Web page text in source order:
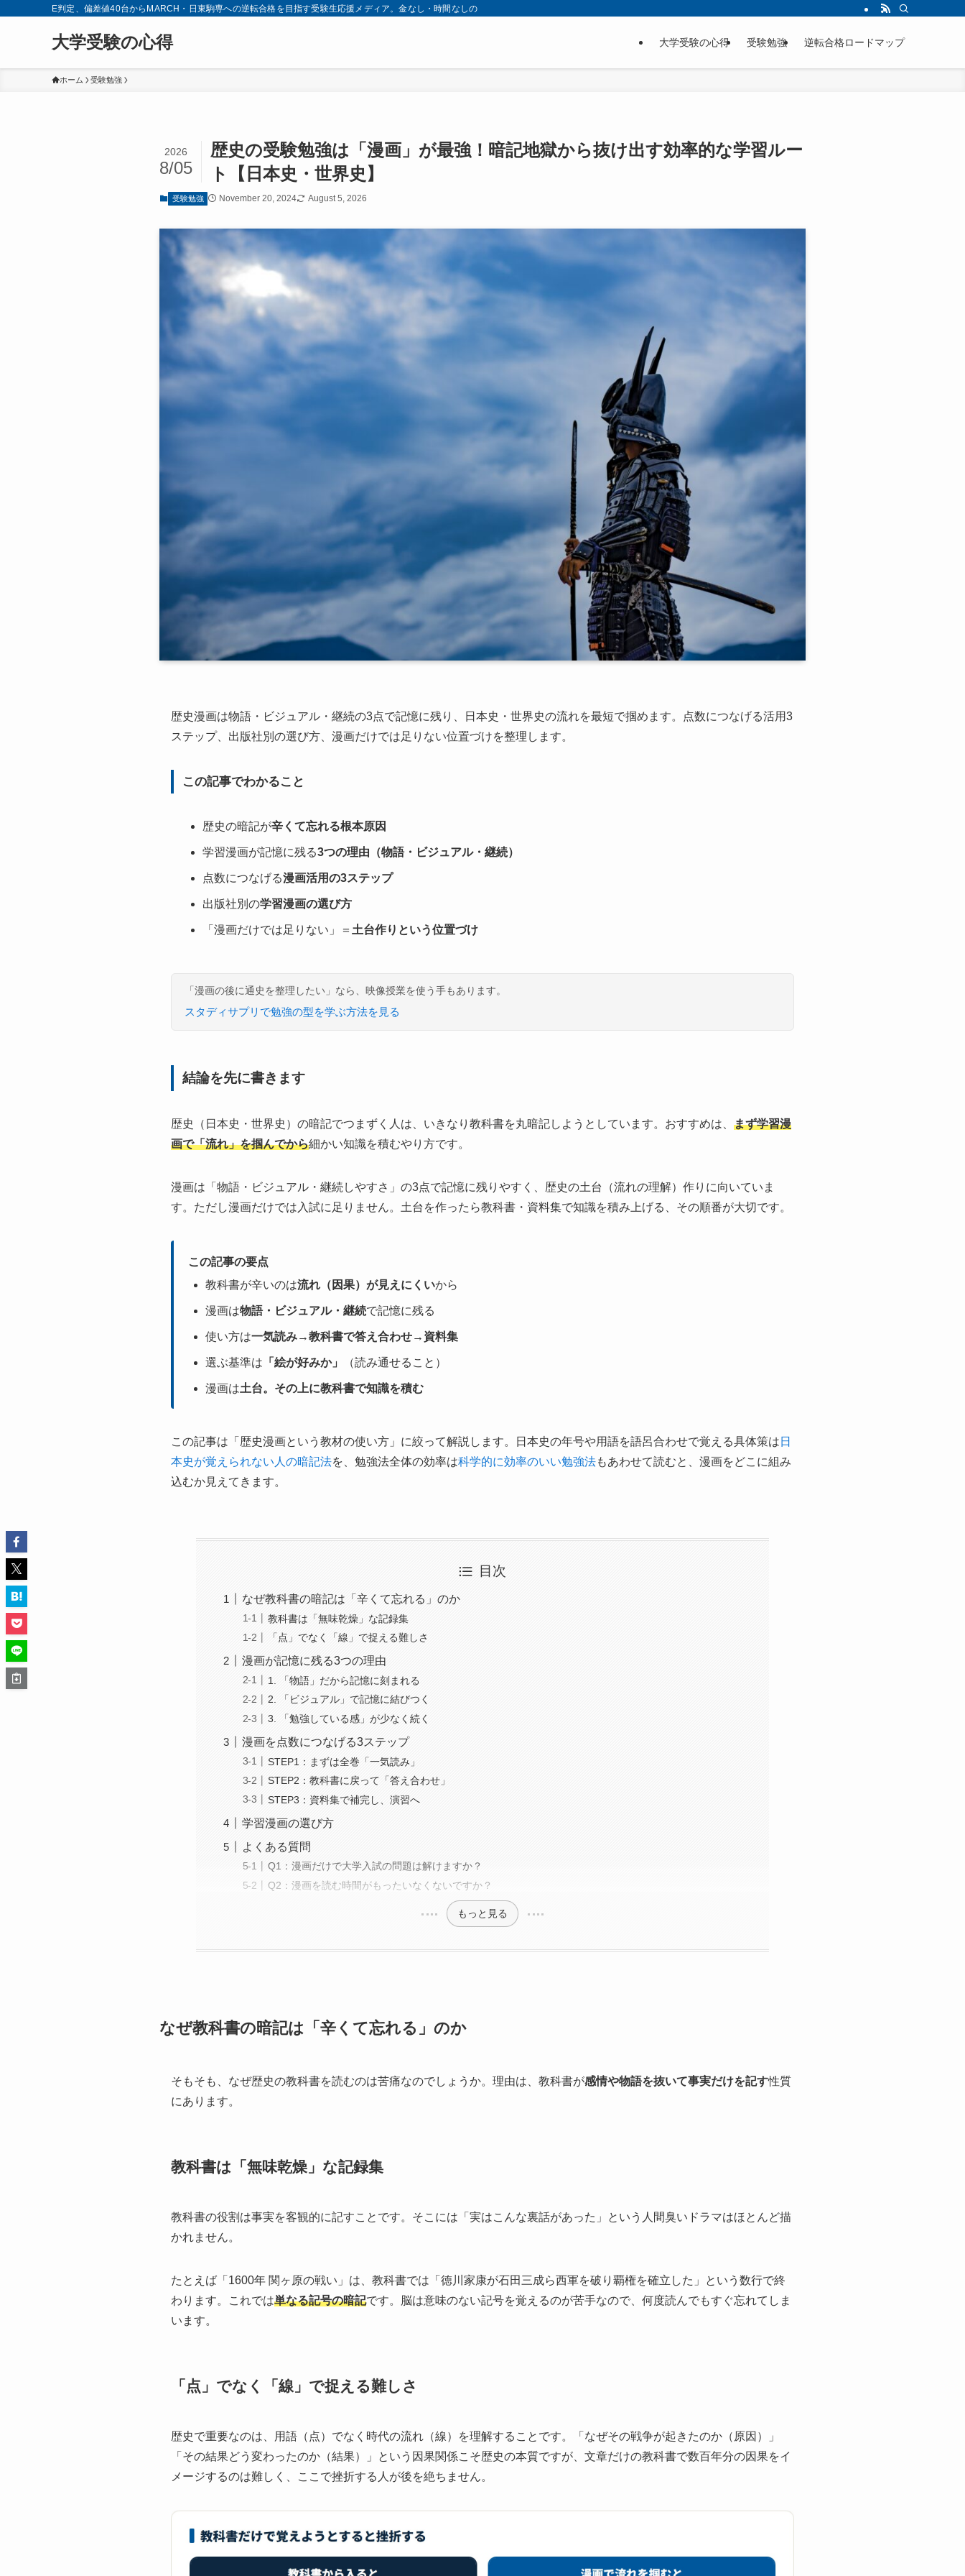
E判定、偏差値40台からMARCH・日東駒専への逆転合格を目指す受験生応援メディア。金なし・時間なしの「カツカツ」状態から、最短ルートで合格をつかむ勉強法、大学別穴場情報、メンタル管理術を徹底解説。塾なし独学やス
大学受験の心得 大学受験の心得 受験勉強 逆転合格ロードマップ
ホーム 受験勉強
歴史の受験勉強は「漫画」が最強！暗記地獄から抜け出す効率的な学習ルー
ト【日本史・世界史】
2026
8/05
受験勉強 November 20, 2024 August 5, 2026
歴史漫画は物語・ビジュアル・継続の3点で記憶に残り、日本史・世界史の流れを最短で掴めます。点数につなげる活用3
ステップ、出版社別の選び方、漫画だけでは足りない位置づけを整理します。
この記事でわかること
歴史の暗記が辛くて忘れる根本原因
学習漫画が記憶に残る3つの理由（物語・ビジュアル・継続）
点数につなげる漫画活用の3ステップ
出版社別の学習漫画の選び方
「漫画だけでは足りない」＝ 土台作りという位置づけ
「漫画の後に通史を整理したい」なら、映像授業を使う手もあります。
スタディサプリで勉強の型を学ぶ方法を見る
結論を先に書きます
歴史（日本史・世界史）の暗記でつまずく人は、いきなり教科書を丸暗記しようとしています。おすすめは、 まず学習漫
画で「流れ」を掴んでから細かい知識を積むやり方です。
漫画は「物語・ビジュアル・継続しやすさ」の3点で記憶に残りやすく、歴史の土台（流れの理解）作りに向いていま
す。ただし漫画だけでは入試に足りません。土台を作ったら教科書・資料集で知識を積み上げる、その順番が大切です。
この記事の要点
教科書が辛いのは流れ（因果）が見えにくいから
漫画は物語・ビジュアル・継続で記憶に残る
使い方は一気読み→教科書で答え合わせ→資料集
選ぶ基準は 「絵が好みか」 （読み通せること）
漫画は土台。その上に教科書で知識を積む
この記事は「歴史漫画という教材の使い方」に絞って解説します。日本史の年号や用語を語呂合わせで覚える具体策は 日
本史が覚えられない人の暗記法を、勉強法全体の効率は科学的に効率のいい勉強法もあわせて読むと、漫画をどこに組み
込むか見えてきます。
目次
なぜ教科書の暗記は「辛くて忘れる」のか
教科書は「無味乾燥」な記録集
「点」でなく「線」で捉える難しさ
漫画が記憶に残る3つの理由
1. 「物語」だから記憶に刻まれる
2. 「ビジュアル」で記憶に結びつく
3. 「勉強している感」が少なく続く
漫画を点数につなげる3ステップ
STEP1：まずは全巻「一気読み」
STEP2：教科書に戻って「答え合わせ」
STEP3：資料集で補完し、演習へ
学習漫画の選び方
よくある質問
Q1：漫画だけで大学入試の問題は解けますか？
Q2：漫画を読む時間がもったいなくないですか？
もっと見る
なぜ教科書の暗記は「辛くて忘れる」のか
そもそも、なぜ歴史の教科書を読むのは苦痛なのでしょうか。理由は、教科書が感情や物語を抜いて事実だけを記す性質
にあります。
教科書は「無味乾燥」な記録集
教科書の役割は事実を客観的に記すことです。そこには「実はこんな裏話があった」という人間臭いドラマはほとんど描
かれません。
たとえば「1600年 関ヶ原の戦い」は、教科書では「徳川家康が石田三成ら西軍を破り覇権を確立した」という数行で終
わります。これでは単なる記号の暗記です。脳は意味のない記号を覚えるのが苦手なので、何度読んでもすぐ忘れてしま
います。
「点」でなく「線」で捉える難しさ
歴史で重要なのは、用語（点）でなく時代の流れ（線）を理解することです。「なぜその戦争が起きたのか（原因）」
「その結果どう変わったのか（結果）」という因果関係こそ歴史の本質ですが、文章だけの教科書で数百年分の因果をイ
メージするのは難しく、ここで挫折する人が後を絶ちません。